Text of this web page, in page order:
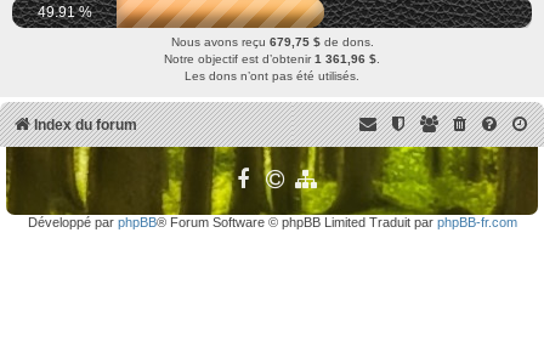
49.91 %
Nous avons reçu 679,75 $de dons.
Notre objectif est d’obtenir1 361,96 $
Les dons n’ont pas été utilisés.
Index du forum
Développé par phpBB® Forum Software © phpBB Limited Traduit par phpBB-fr.com